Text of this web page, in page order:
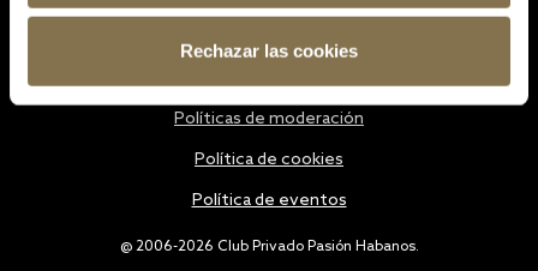
Rechazar las cookies
@ 2006-2026 Club Privado Pasión Habanos.
Políticas de moderación
Política de cookies
Política de eventos